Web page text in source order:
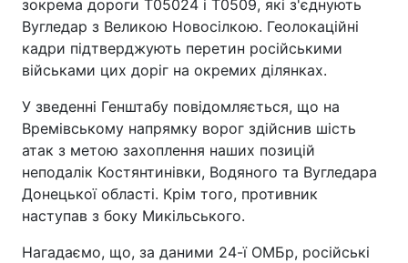
зокрема дороги T05024 і T0509, які з'єднують
Вугледар з Великою Новосілкою. Геолокаційні
кадри підтверджують перетин російськими
військами цих доріг на окремих ділянках.
У зведенні Генштабу повідомляється, що на
Времівському напрямку ворог здійснив шість
атак з метою захоплення наших позицій
неподалік Костянтинівки, Водяного та Вугледара
Донецької області. Крім того, противник
наступав з боку Микільського.
Нагадаємо, що, за даними 24-ї ОМБр, російські